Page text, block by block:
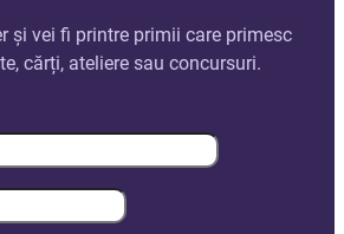
și vei fi printre primii care primesc
cărți, ateliere sau concursuri.